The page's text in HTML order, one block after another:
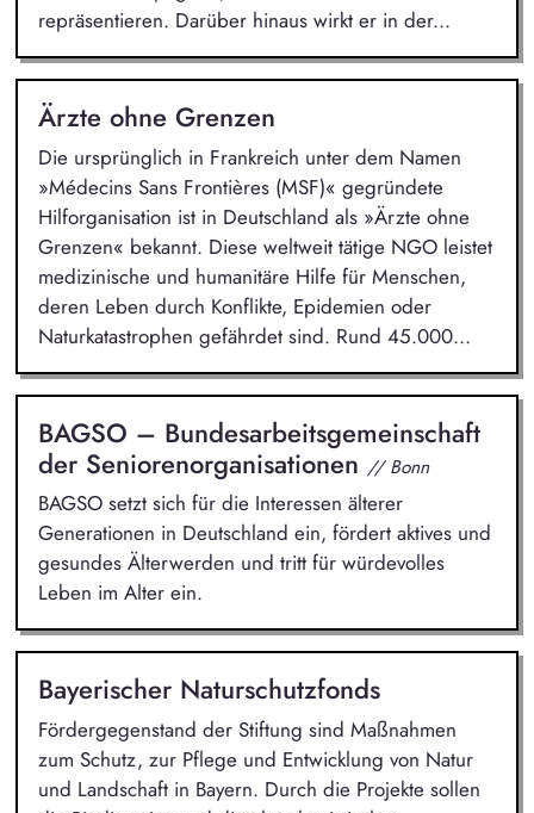
repräsentieren. Darüber hinaus wirkt er in der...
Ärzte ohne Grenzen
Die ursprünglich in Frankreich unter dem Namen
»Médecins Sans Frontières (MSF)« gegründete
Hilforganisation ist in Deutschland als »Ärzte ohne
Grenzen« bekannt. Diese weltweit tätige NGO leistet
medizinische und humanitäre Hilfe für Menschen,
deren Leben durch Konflikte, Epidemien oder
Naturkatastrophen gefährdet sind. Rund 45.000...
BAGSO – Bundesarbeitsgemeinschaft
der Seniorenorganisationen // Bonn
BAGSO setzt sich für die Interessen älterer
Generationen in Deutschland ein, fördert aktives und
gesundes Älterwerden und tritt für würdevolles
Leben im Alter ein.
Bayerischer Naturschutzfonds
Fördergegenstand der Stiftung sind Maßnahmen
zum Schutz, zur Pflege und Entwicklung von Natur
und Landschaft in Bayern. Durch die Projekte sollen